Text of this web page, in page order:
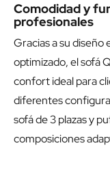
Comodidad y
profesionales
Gracias a su
optimizado, el sofá
confort ideal para
diferentes
sofá de 3 plazas y
composiciones